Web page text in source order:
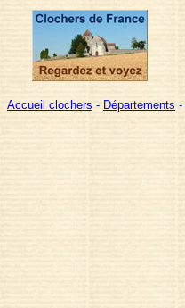
Accueil clochers - Départements -